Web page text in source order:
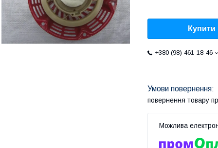
Купити
+380 (98) 461-18-46
повернення товару